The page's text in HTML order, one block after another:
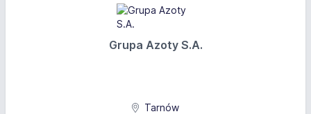
Grupa Azoty S.A.
Tarnów